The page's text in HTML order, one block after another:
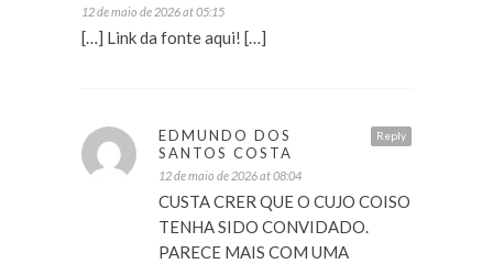
12 de maio de 2026 at 05:15
[…] Link da fonte aqui! […]
Reply
EDMUNDO DOS
SANTOS COSTA
12 de maio de 2026 at 08:04
CUSTA CRER QUE O CUJO COISO
TENHA SIDO CONVIDADO.
PARECE MAIS COM UMA